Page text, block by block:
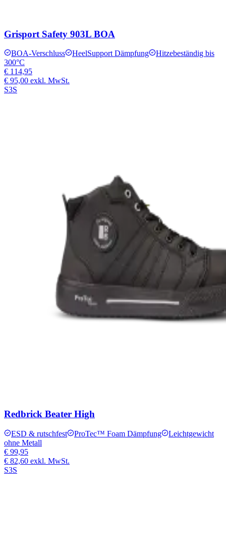
Grisport Safety 903L BOA
BOA-Verschluss HeelSupport Dämpfung
Hitzebeständig bis
300°C
€ 114,95
€ 95,00 exkl. MwSt.
S3S
Redbrick Beater High
ESD & rutschfest ProTec™ Foam Dämpfung
Leichtgewicht
ohne Metall
€ 99,95
€ 82,60 exkl. MwSt.
S3S